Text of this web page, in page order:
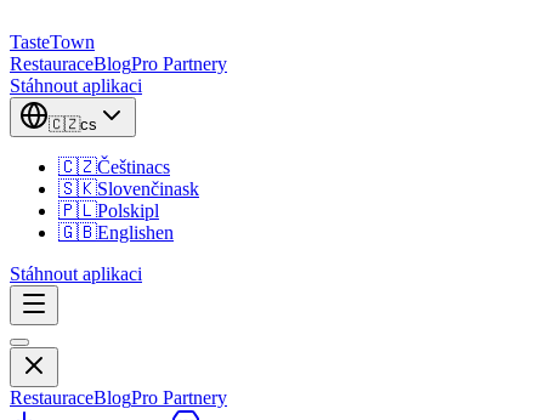
TasteTown
RestauraceBlogPro Partnery
Stáhnout aplikaci
🇨🇿cs
🇨🇿Češtinacs
🇸🇰Slovenčinask
🇵🇱Polskipl
🇬🇧Englishen
Stáhnout aplikaci
RestauraceBlogPro Partnery